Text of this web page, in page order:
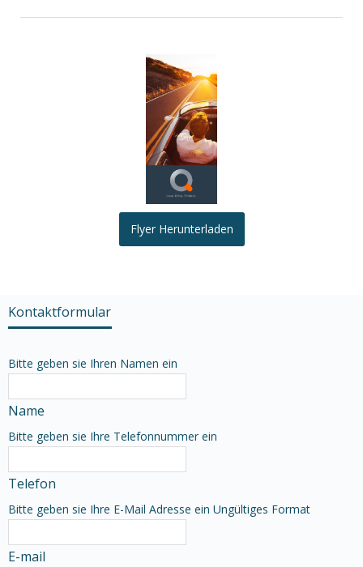
Flyer Herunterladen
Kontaktformular
Bitte geben sie Ihren Namen ein
Name
Bitte geben sie Ihre Telefonnummer ein
Telefon
Bitte geben sie Ihre E-Mail Adresse ein Ungültiges Format
E-mail